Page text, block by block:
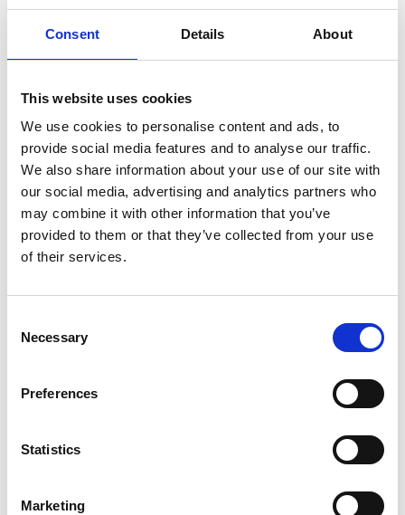
Consent Details About
This website uses cookies
We use cookies to personalise content and ads, to
provide social media features and to analyse our traffic.
We also share information about your use of our site with
our social media, advertising and analytics partners who
may combine it with other information that you’ve
provided to them or that they’ve collected from your use
of their services.
Selection
Necessary
Preferences
Statistics
Marketing
Échafaudage roulant ASC
AGS Pro single 75 x 190 x
9,2 m hauteur travail
€2.739,00 €3.395,86
Afficher le produit
Échafaudage roulant
EuroScaffold Original
75x190 hauteur travail 9,2
m
€2.279,00 €2.519,00